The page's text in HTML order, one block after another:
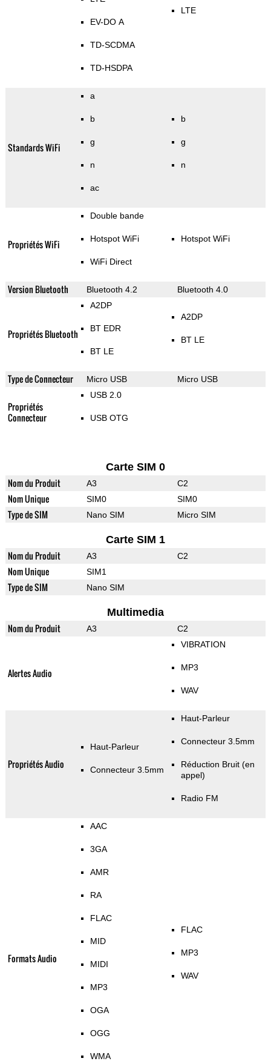
EV-DO A
TD-SCDMA
TD-HSDPA
LTE
Standards WiFi
a
b
g
n
ac
b
g
n
Propriétés WiFi
Double bande
Hotspot WiFi
WiFi Direct
Hotspot WiFi
Version Bluetooth Bluetooth 4.2 Bluetooth 4.0
Propriétés Bluetooth
A2DP
BT EDR
BT LE
A2DP
BT LE
Type de Connecteur Micro USB Micro USB
Propriétés
Connecteur
USB 2.0
USB OTG
Carte SIM 0
Nom du Produit A3 C2
Nom Unique SIM0 SIM0
Type de SIM Nano SIM Micro SIM
Carte SIM 1
Nom du Produit A3 C2
Nom Unique SIM1
Type de SIM Nano SIM
Multimedia
Nom du Produit A3 C2
Alertes Audio
VIBRATION
MP3
WAV
Propriétés Audio
Haut-Parleur
Connecteur 3.5mm
Haut-Parleur
Connecteur 3.5mm
Réduction Bruit (en
appel)
Radio FM
Formats Audio
AAC
3GA
AMR
RA
FLAC
MID
MIDI
MP3
OGA
OGG
WMA
FLAC
MP3
WAV